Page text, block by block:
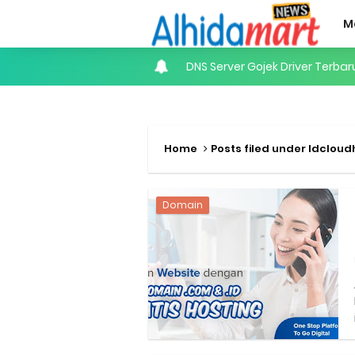
DNS Server Gojek Driver
Panduan Lengkap Nonton
Panduan Menjadi Agen
Cara Daftar Goshop agar
Apa itu Grab Saap? Layanan
Cara Jitu Mendapat Voucher
Home Posts filed under
Domain